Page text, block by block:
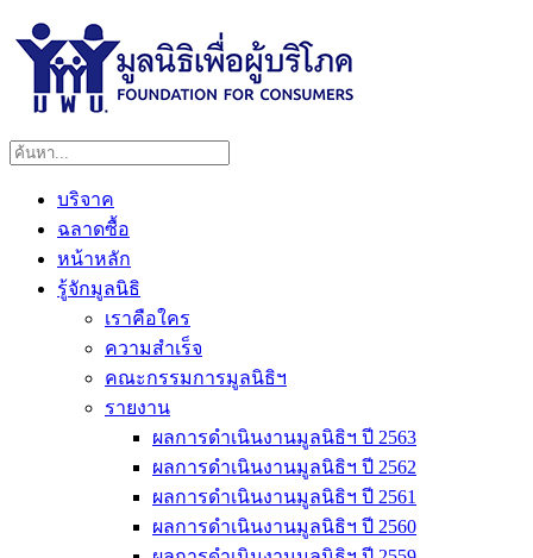
บริจาค
ฉลาดซื้อ
หน้าหลัก
รู้จักมูลนิธิ
เราคือใคร
ความสำเร็จ
คณะกรรมการมูลนิธิฯ
รายงาน
ผลการดำเนินงานมูลนิธิฯ ปี 2563
ผลการดำเนินงานมูลนิธิฯ ปี 2562
ผลการดำเนินงานมูลนิธิฯ ปี 2561
ผลการดำเนินงานมูลนิธิฯ ปี 2560